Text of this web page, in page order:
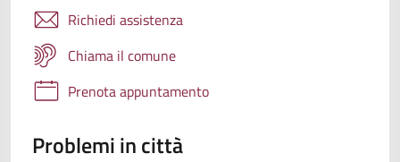
Richiedi assistenza
Chiama il comune
Prenota appuntamento
Problemi in città